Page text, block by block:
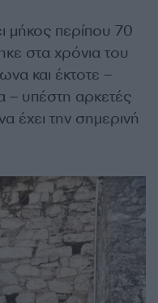
μήκος περίπου 70
στα χρόνια του
και έκτοτε –
– υπέστη αρκετές
έχει την σημερινή